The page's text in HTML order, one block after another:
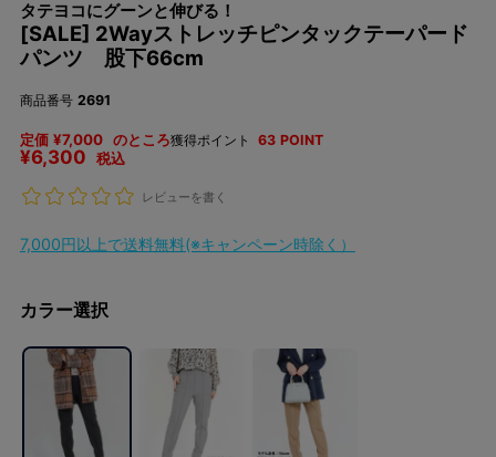
タテヨコにグーンと伸びる！
[SALE] 2Wayストレッチピンタックテーパード
パンツ 股下66cm
商品番号 2691
定価 ¥7,000 のところ
¥6,300 税込
獲得ポイント 63 POINT
レビューを書く
7,000円以上で送料無料(※キャンペーン時除く）
カラー選択